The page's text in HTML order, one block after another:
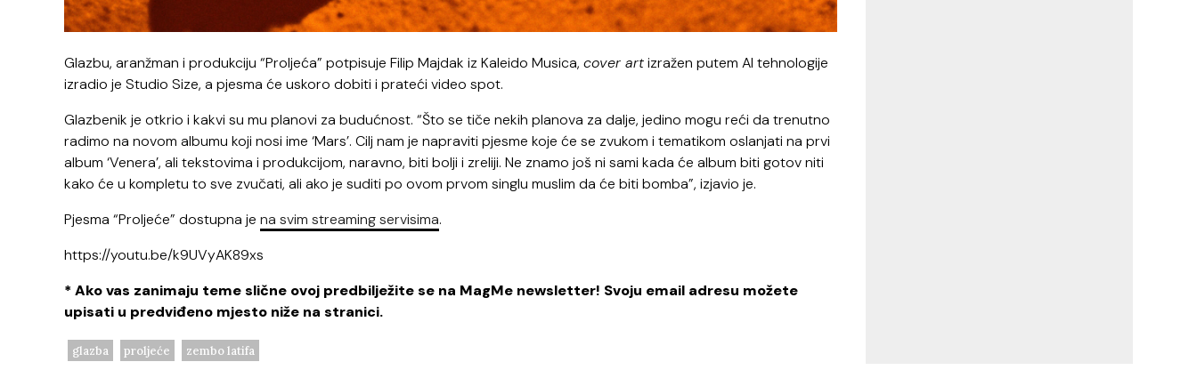
Glazbu, aranžman i produkciju “Proljeća” potpisuje Filip Majdak iz Kaleido Musica, cover artizražen putem AI tehnologije
izradio je Studio Size, a pjesma će uskoro dobiti i prateći video spot.
Glazbenik je otkrio i kakvi su mu planovi za budućnost. “Što se tiče nekih planova za dalje, jedino mogu reći da trenutno
radimo na novom albumu koji nosi ime ‘Mars’. Cilj nam je napraviti pjesme koje će se zvukom i tematikom oslanjati na prvi
album ‘Venera’, ali tekstovima i produkcijom, naravno, biti bolji i zreliji. Ne znamo još ni sami kada će album biti gotov niti
kako će u kompletu to sve zvučati, ali ako je suditi po ovom prvom singlu muslim da će biti bomba”, izjavio je.
Pjesma “Proljeće” dostupna je na svim streaming servisima.
https://youtu.be/k9UVyAK89xs
* Ako vas zanimaju teme slične ovoj predbilježite se na MagMe newsletter! Svoju email adresu možete
upisati u predviđeno mjesto niže na stranici.
glazba proljeće zembo latifa